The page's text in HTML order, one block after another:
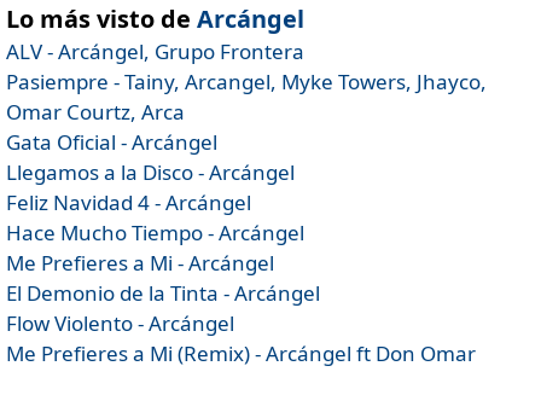
Lo más visto de Arcángel
ALV - Arcángel, Grupo Frontera
Pasiempre - Tainy, Arcangel, Myke Towers, Jhayco,
Omar Courtz, Arca
Gata Oficial - Arcángel
Llegamos a la Disco - Arcángel
Feliz Navidad 4 - Arcángel
Hace Mucho Tiempo - Arcángel
Me Prefieres a Mi - Arcángel
El Demonio de la Tinta - Arcángel
Flow Violento - Arcángel
Me Prefieres a Mi (Remix) - Arcángel ft Don Omar